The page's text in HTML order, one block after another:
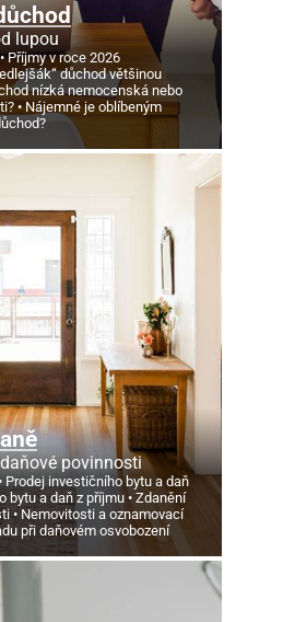
lupou
Příjmy v roce 2026
důchod většinou
nízká nemocenská nebo
Nájemné je oblíbeným
povinnosti
Prodej investičního bytu a daň
bytu a daň z příjmu
Zdanění
Nemovitosti a oznamovací
při daňovém osvobození